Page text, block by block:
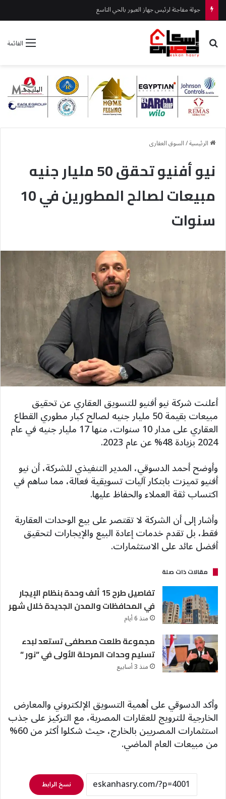
القائمة بحث عن
الرئيسية/السوق العقارى
نيو أفنيو تحقق 50 مليار جنيه
مبيعات لصالح المطورين في 10
سنوات
أعلنت شركة نيو أفنيو للتسويق العقاري عن تحقيق
مبيعات بقيمة 50 مليار جنيه لصالح كبار مطوري القطاع
العقاري على مدار 10 سنوات، منها 17 مليار جنيه في عام
2024 بزيادة 48% عن عام 2023.
وأوضح أحمد الدسوقي، المدير التنفيذي للشركة، أن نيو
أفنيو تميزت بابتكار آليات تسويقية فعالة، مما ساهم في
اكتساب ثقة العملاء والحفاظ عليها.
وأشار إلى أن الشركة لا تقتصر على بيع الوحدات العقارية
فقط، بل تقدم خدمات إعادة البيع والإيجارات لتحقيق
أفضل عائد على الاستثمارات.
مقالات ذات صلة
تفاصيل طرح 15 ألف وحدة بنظام الإيجار
في المحافظات والمدن الجديدة خلال شهر
منذ 6 أيام
مجموعة طلعت مصطفى تستعد لبدء
تسليم وحدات المرحلة الأولى في “نور “
منذ 3 أسابيع
وأكد الدسوقي على أهمية التسويق الإلكتروني والمعارض
الخارجية للترويج للعقارات المصرية، مع التركيز على جذب
استثمارات المصريين بالخارج، حيث شكلوا أكثر من 60%
من مبيعات العام الماضي.
نسخ الرابط